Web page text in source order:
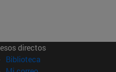
directos
Biblioteca (abre en nueva